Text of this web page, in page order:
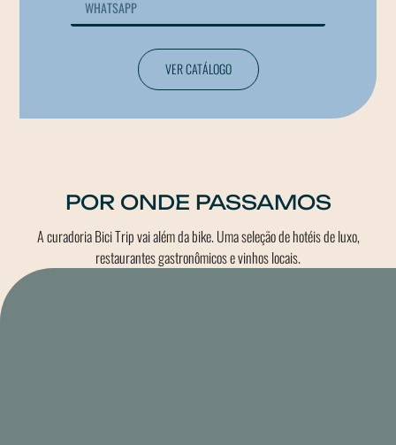
VER CATÁLOGO
POR ONDE PASSAMOS
A curadoria Bici Trip vai além da bike. Uma seleção de hotéis de luxo,
restaurantes gastronômicos e vinhos locais.